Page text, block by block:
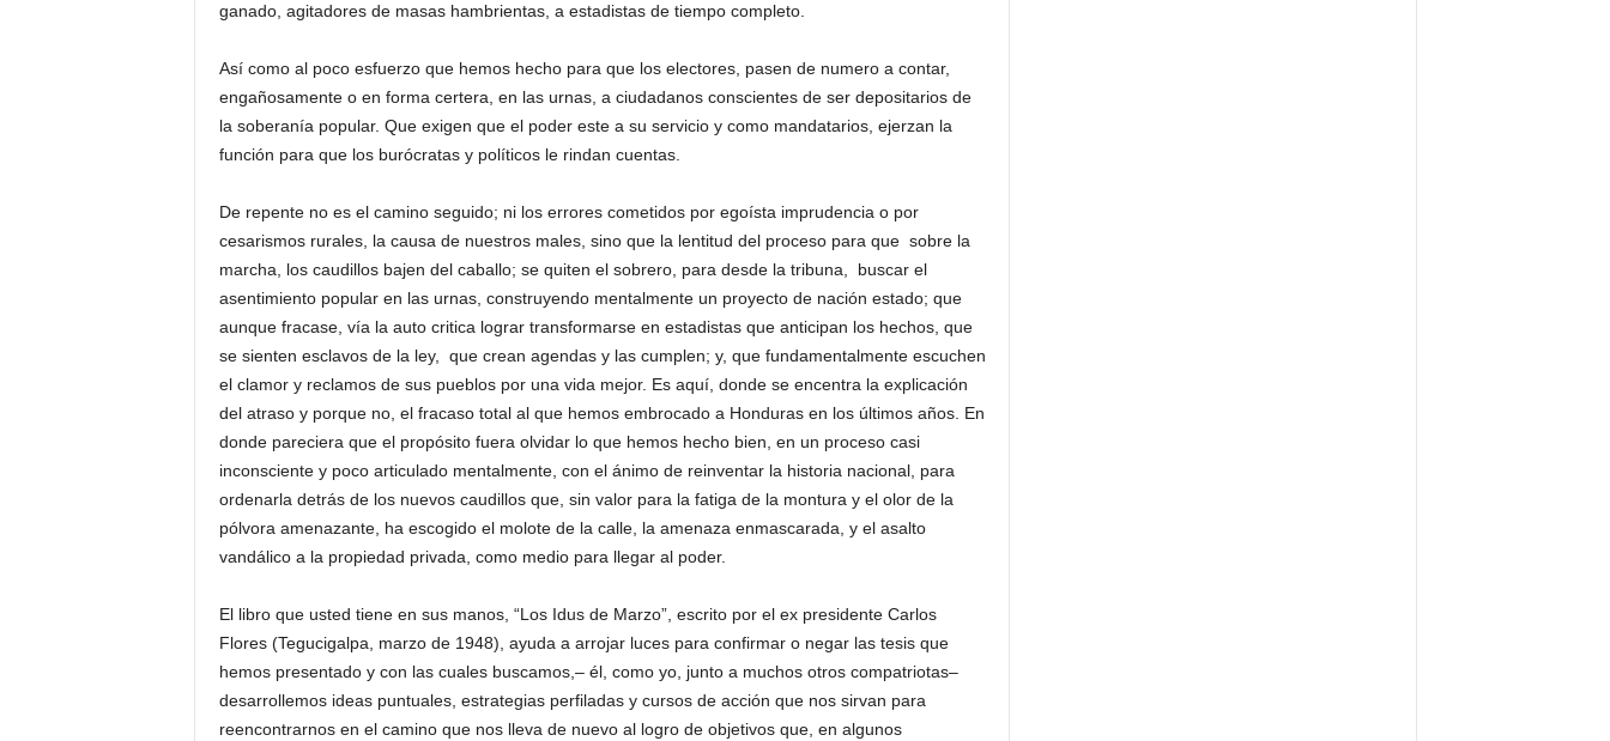
ganado, agitadores de masas hambrientas, a estadistas de tiempo completo.
Así como al poco esfuerzo que hemos hecho para que los electores, pasen de numero a contar,
engañosamente o en forma certera, en las urnas, a ciudadanos conscientes de ser depositarios de
la soberanía popular. Que exigen que el poder este a su servicio y como mandatarios, ejerzan la
función para que los burócratas y políticos le rindan cuentas.
De repente no es el camino seguido; ni los errores cometidos por egoísta imprudencia o por
cesarismos rurales, la causa de nuestros males, sino que la lentitud del proceso para que sobre la
marcha, los caudillos bajen del caballo; se quiten el sobrero, para desde la tribuna, buscar el
asentimiento popular en las urnas, construyendo mentalmente un proyecto de nación estado; que
aunque fracase, vía la auto critica lograr transformarse en estadistas que anticipan los hechos, que
se sienten esclavos de la ley, que crean agendas y las cumplen; y, que fundamentalmente escuchen
el clamor y reclamos de sus pueblos por una vida mejor. Es aquí, donde se encentra la explicación
del atraso y porque no, el fracaso total al que hemos embrocado a Honduras en los últimos años. En
donde pareciera que el propósito fuera olvidar lo que hemos hecho bien, en un proceso casi
inconsciente y poco articulado mentalmente, con el ánimo de reinventar la historia nacional, para
ordenarla detrás de los nuevos caudillos que, sin valor para la fatiga de la montura y el olor de la
pólvora amenazante, ha escogido el molote de la calle, la amenaza enmascarada, y el asalto
vandálico a la propiedad privada, como medio para llegar al poder.
El libro que usted tiene en sus manos, “Los Idus de Marzo”, escrito por el ex presidente Carlos
Flores (Tegucigalpa, marzo de 1948), ayuda a arrojar luces para confirmar o negar las tesis que
hemos presentado y con las cuales buscamos,– él, como yo, junto a muchos otros compatriotas–
desarrollemos ideas puntuales, estrategias perfiladas y cursos de acción que nos sirvan para
reencontrarnos en el camino que nos lleva de nuevo al logro de objetivos que, en algunos